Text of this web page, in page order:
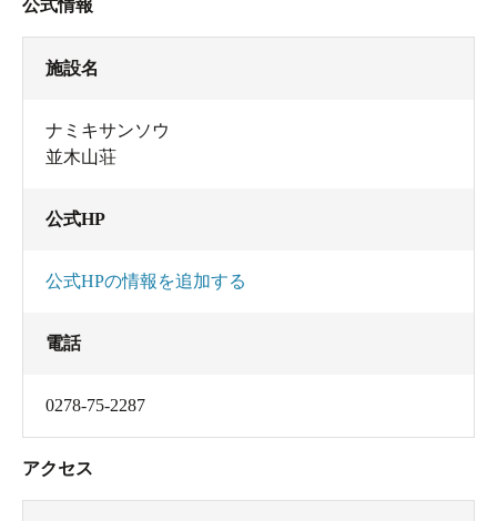
公式情報
施設名
ナミキサンソウ
並木山荘
公式HP
公式HPの情報を追加する
電話
0278-75-2287
アクセス